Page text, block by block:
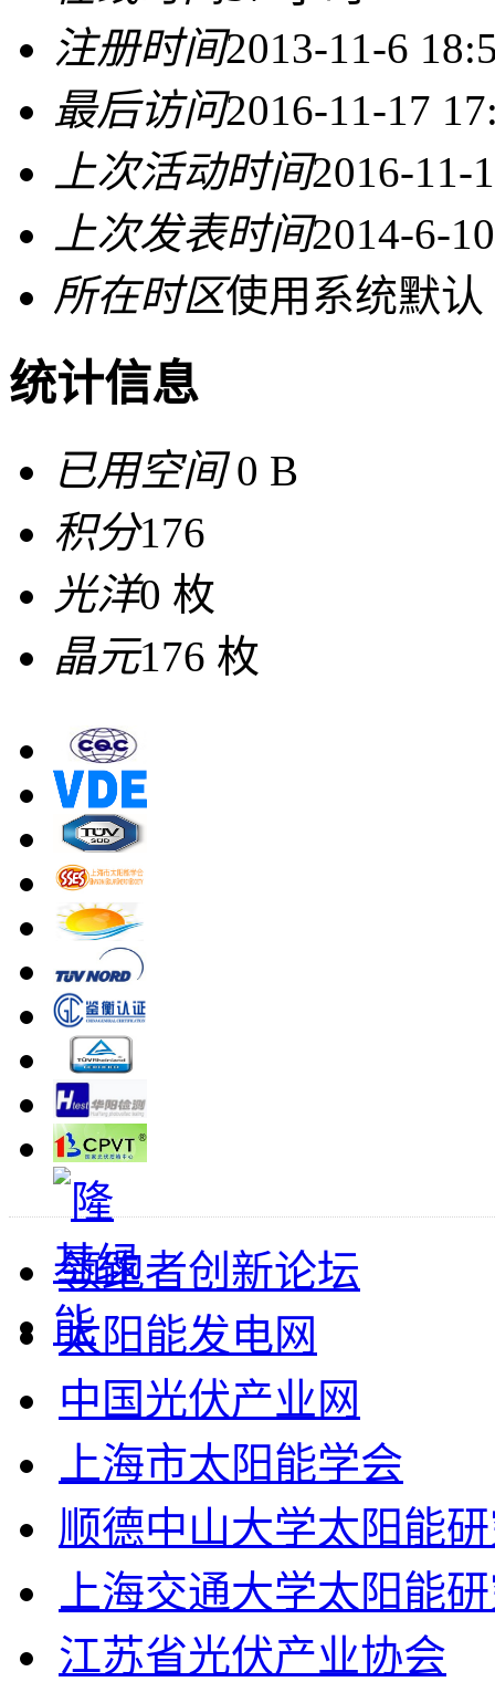
注册时间2013-11-6
最后访问2016-11-17
上次活动时间2016-11-
上次发表时间2014-6-
所在时区使用系统默认
统计信息
已用空间0 B
积分176
光洋0 枚
晶元176 枚
领跑者创新论坛
太阳能发电网
中国光伏产业网
上海市太阳能学会
顺德中山大学太阳能
上海交通大学太阳能
江苏省光伏产业协会